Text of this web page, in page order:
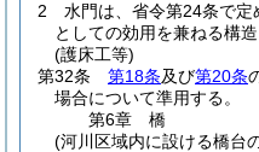
2
水門は、省令第24条で
としての効用を兼ねる構
(護床工等)
第32条
第18条及び第20条
場合について準用する。
第6章
橋
(河川区域内に設ける橋台